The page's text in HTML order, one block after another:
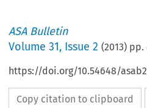
ASA Bulletin
Volume31, Issue 2 (2013) pp.
https://doi.org/10.54648/
Copy citation to clipboard